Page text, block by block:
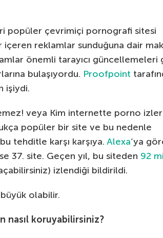
popüler çevrimiçi pornografi sitesi
içeren reklamlar sunduğuna dair
önemli tarayıcı güncellemeleri
bulaşıyordu. Proofpoint
işiydi.
veya Kim internette porno
popüler bir site ve bu nedenle
tehditle karşı karşıya. Alexa‘ya
37. site. Geçen yıl, bu siteden 92
izlendiği bildirildi.
olabilir.
nasıl koruyabilirsiniz?